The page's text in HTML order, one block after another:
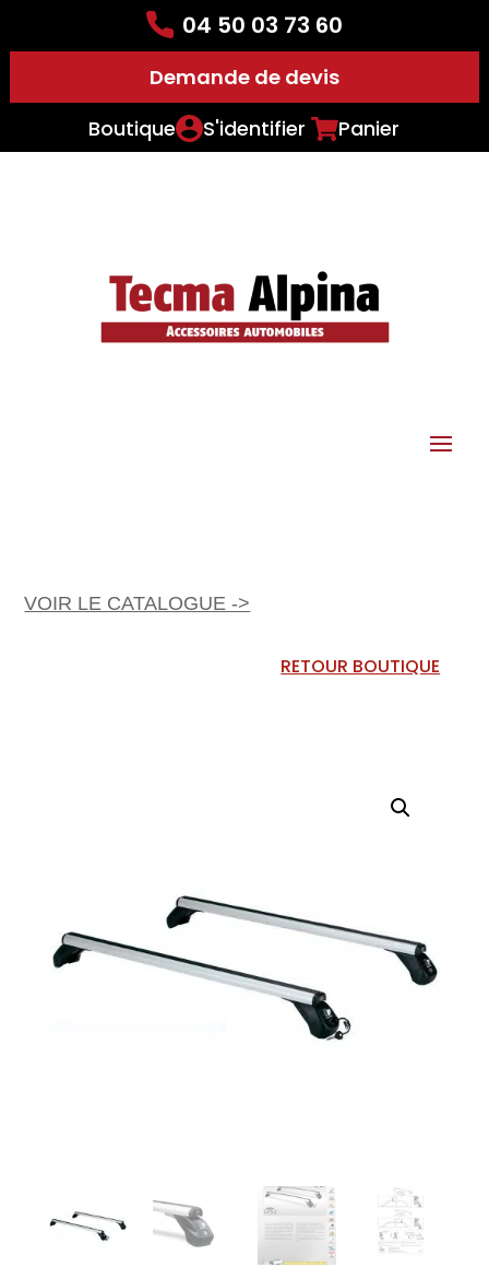
04 50 03 73 60
Demande de devis
Boutique
S'identifier Panier
VOIR LE CATALOGUE ->
RETOUR BOUTIQUE